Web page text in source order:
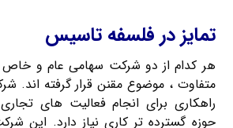
تمایز در فلسفه تاسیس
هر کدام از دو شرکت سهامی عام و
متفاوت ، موضوع مقنن قرار گرفته اند.
راهکاری برای انجام فعالیت های تجاری
حوزه گسترده تر کاری نیاز دارد. این